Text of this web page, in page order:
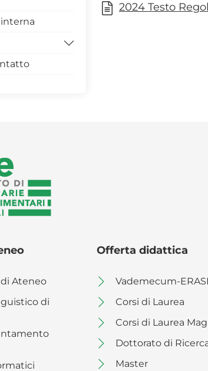
2024 Testo
DIDATTICA
MULTIMEDIA 1
MULTIMEDIA
Ateneo
di
Offerta didattica
Vademecum-
Corsi di Laurea
Corsi di Laurea
Dottorato di
Master